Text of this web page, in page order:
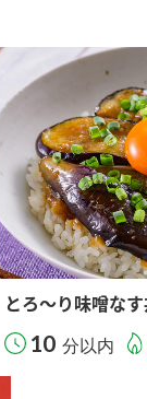
とろ～り味噌な
10 分以内